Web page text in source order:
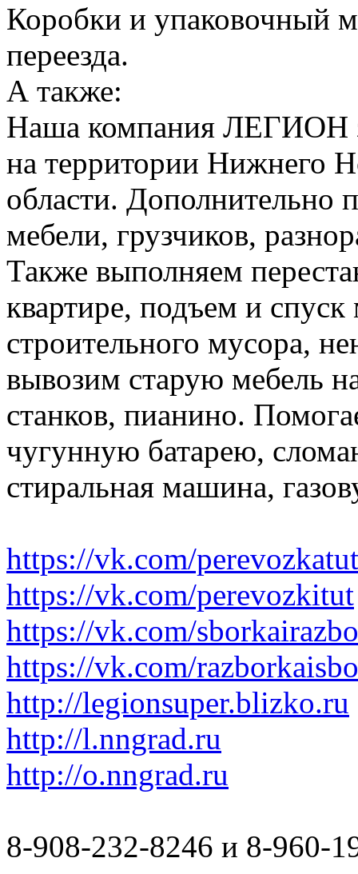
Коробки и упаковочный
переезда.
А также:
Наша компания ЛЕГИОН
на территории Нижнего
области. Дополнительно
мебели, грузчиков,
Также выполняем
квартире, подъем и спуск
строительного мусора,
вывозим старую мебель
станков, пианино.
чугунную батарею,
стиральная машина,
https://vk.com/perevozkatut
https://vk.com/perevozkitut
https://vk.com/
https://vk.com/
http://legionsuper.blizko.ru
http://l.nngrad.ru
http://o.nngrad.ru
8-908-232-8246 и 8-960-